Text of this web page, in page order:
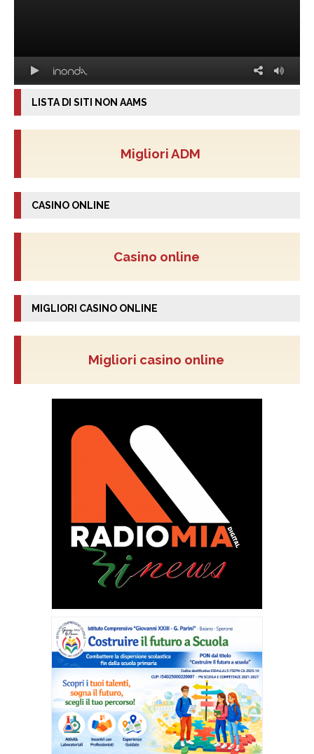
LISTA DI SITI NON AAMS
Migliori ADM
CASINO ONLINE
Casino online
MIGLIORI CASINO ONLINE
Migliori casino online